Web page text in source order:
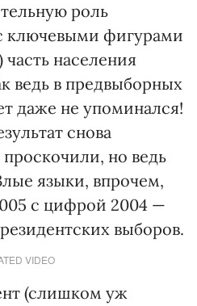
роль
ключевыми фигурами
населения
ведь в предвыборных
даже не упоминался!
снова
но ведь
языки, впрочем,
с цифрой 2004 —
выборов.
VIDEO
(слишком уж